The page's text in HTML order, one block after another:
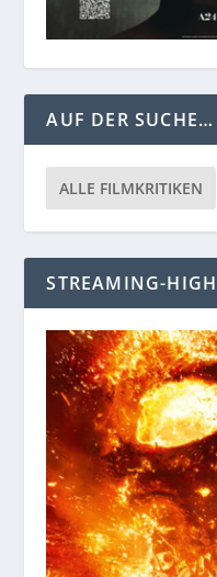
AUF DER SUCHE…
ALLE FILMKRITIKEN
STREAMING-